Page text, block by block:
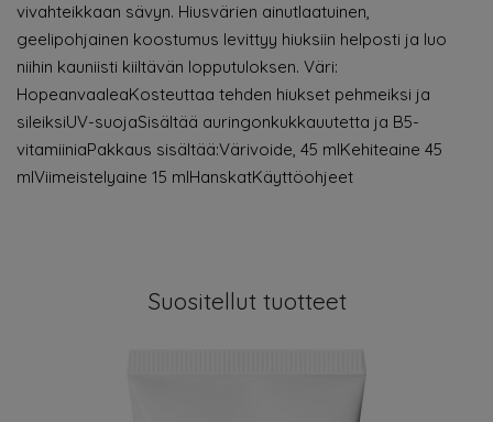
vivahteikkaan sävyn. Hiusvärien ainutlaatuinen,
geelipohjainen koostumus levittyy hiuksiin helposti ja luo
niihin kauniisti kiiltävän lopputuloksen. Väri:
HopeanvaaleaKosteuttaa tehden hiukset pehmeiksi ja
sileiksiUV-suojaSisältää auringonkukkauutetta ja B5-
vitamiiniaPakkaus sisältää:Värivoide, 45 mlKehiteaine 45
mlViimeistelyaine 15 mlHanskatKäyttöohjeet
Suositellut tuotteet